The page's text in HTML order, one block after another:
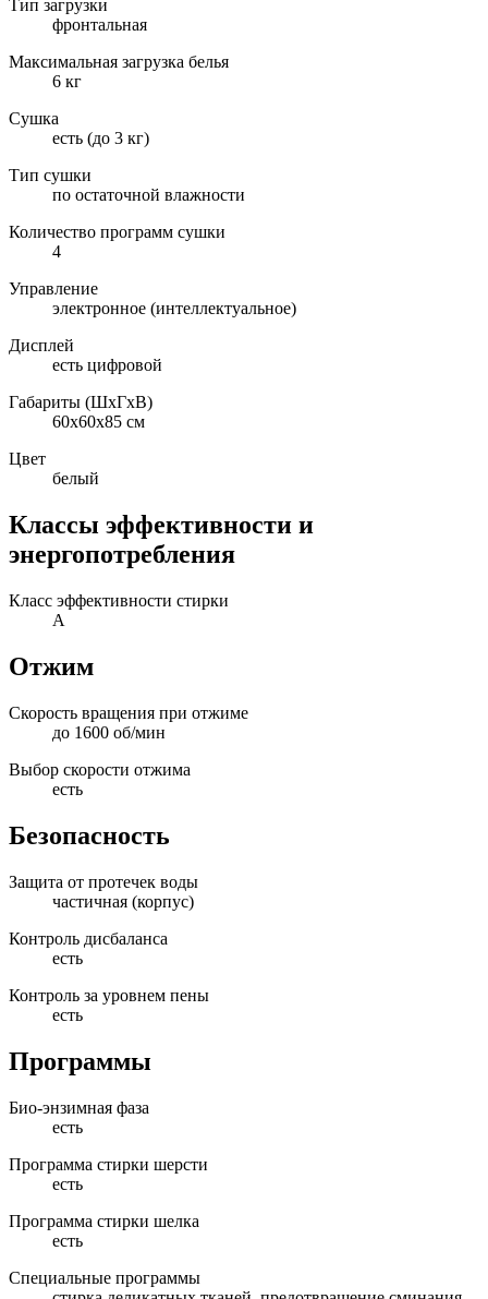
Тип загрузки
фронтальная
Максимальная загрузка белья
6 кг
Сушка
есть (до 3 кг)
Тип сушки
по остаточной влажности
Количество программ сушки
4
Управление
электронное (интеллектуальное)
Дисплей
есть цифровой
Габариты (ШxГxВ)
60x60x85 см
Цвет
белый
Классы эффективности и
энергопотребления
Класс эффективности стирки
A
Отжим
Скорость вращения при отжиме
до 1600 об/мин
Выбор скорости отжима
есть
Безопасность
Защита от протечек воды
частичная (корпус)
Контроль дисбаланса
есть
Контроль за уровнем пены
есть
Программы
Био-энзимная фаза
есть
Программа стирки шерсти
есть
Программа стирки шелка
есть
Специальные программы